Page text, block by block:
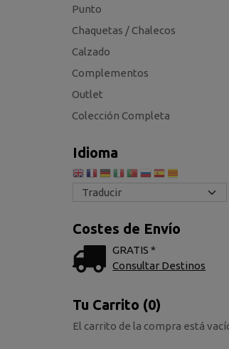
Punto
Chaquetas / Chalecos
Calzado
Complementos
Outlet
Colección Completa
Idioma
Costes de Envío
GRATIS *
Consultar Destinos
Tu Carrito (0)
El carrito de la compra está